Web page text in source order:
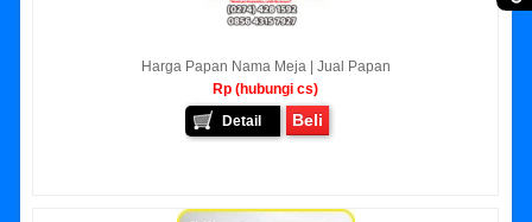
Harga Papan Nama Meja | Jual Papan
Rp (hubungi cs)
Detail
Beli